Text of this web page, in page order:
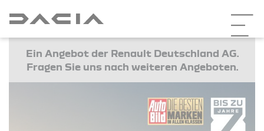
Ein Angebot der Renault Deutschland AG.
Fragen Sie uns nach weiteren Angeboten.